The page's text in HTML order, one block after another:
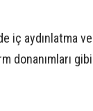
iç aydınlatma
donanımları